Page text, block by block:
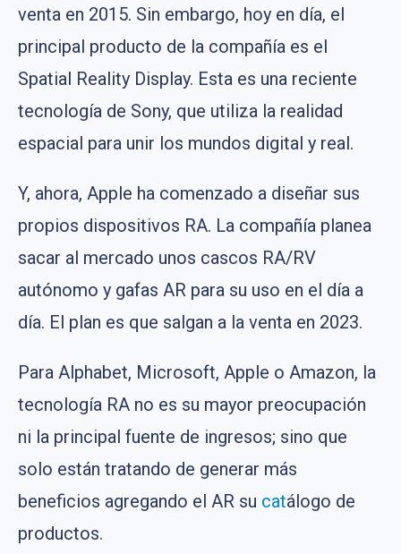
venta en 2015. Sin embargo, hoy en día, el
principal producto de la compañía es el
Spatial Reality Display. Esta es una reciente
tecnología de Sony, que utiliza la realidad
espacial para unir los mundos digital y real.
Y, ahora, Apple ha comenzado a diseñar sus
propios dispositivos RA. La compañía planea
sacar al mercado unos cascos RA/RV
autónomo y gafas AR para su uso en el día a
día. El plan es que salgan a la venta en 2023.
Para Alphabet, Microsoft, Apple o Amazon, la
tecnología RA no es su mayor preocupación
ni la principal fuente de ingresos; sino que
solo están tratando de generar más
beneficios agregando el AR su catálogo de
productos.